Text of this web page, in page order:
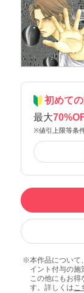
初めて
最大
※値引上限等条
本作品について
イント付与の施
この他にもお得
す。詳しくはこ